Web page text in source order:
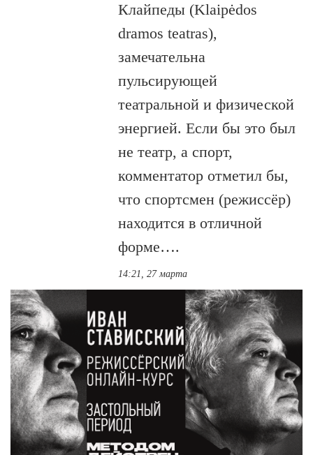
Клайпеды (Klaipėdos
dramos teatras),
замечательна
пульсирующей
театральной и физической
энергией. Если бы это был
не театр, а спорт,
комментатор отметил бы,
что спортсмен (режиссёр)
находится в отличной
форме….
14:21, 27 марта